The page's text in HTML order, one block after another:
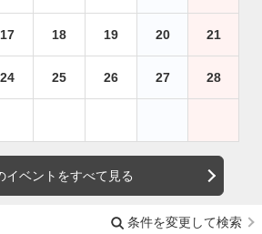
17 18 19 20 21
24 25 26 27 28
イベントをすべて見る
条件を変更して検索